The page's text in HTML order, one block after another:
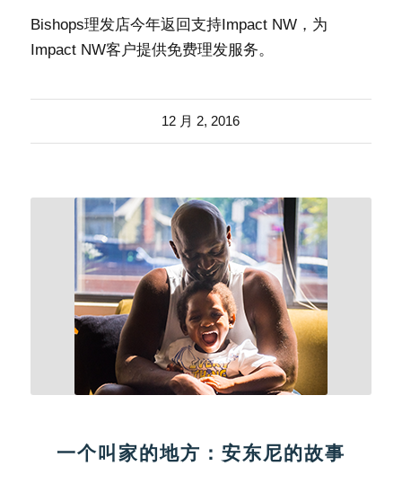
Bishops理发店今年返回支持Impact NW，为
Impact NW客户提供免费理发服务。
12 月 2, 2016
一个叫家的地方：安东尼的故事